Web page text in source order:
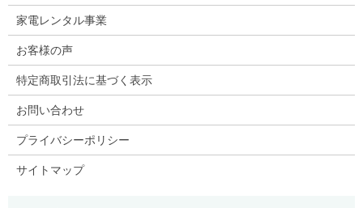
家電レンタル事業
お客様の声
特定商取引法に基づく表示
お問い合わせ
プライバシーポリシー
サイトマップ